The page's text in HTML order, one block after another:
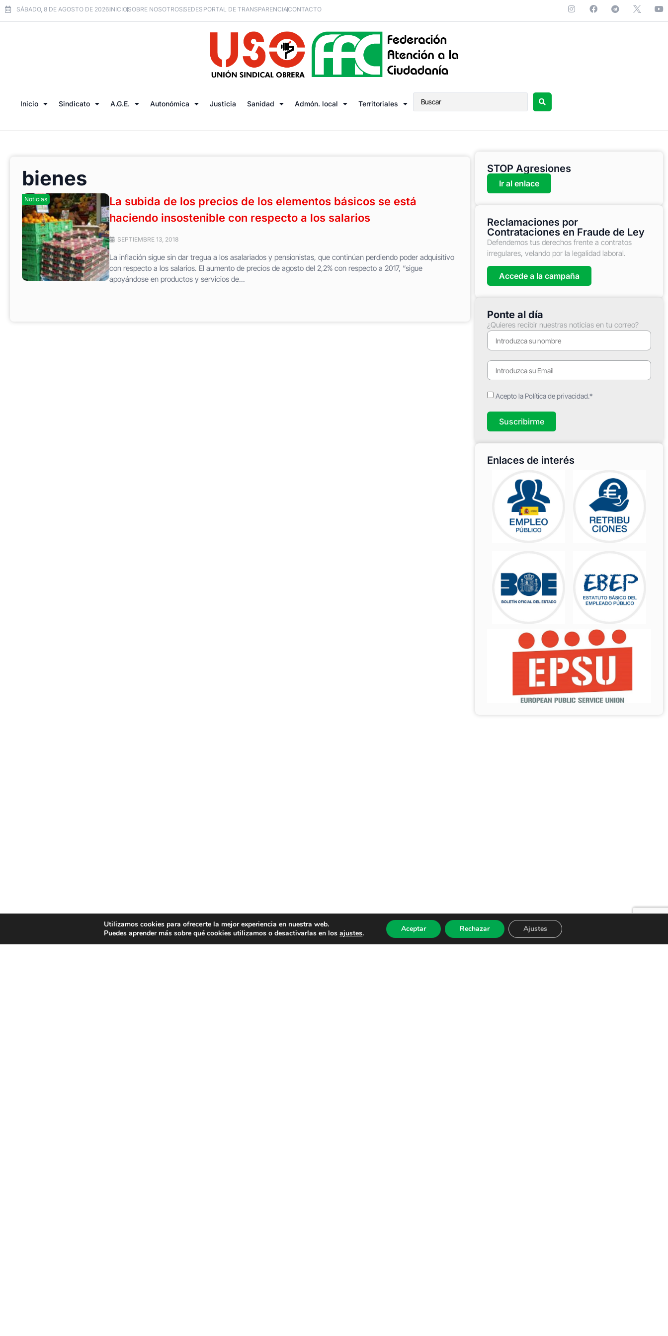
SÁBADO, 8 DE AGOSTO DE 2026INICIOSOBRE NOSOTROSSEDESPORTAL DE TRANSPARENCIACONTACTO
Inicio Sindicato A.G.E. Autonómica Justicia Sanidad Admón. local Territoriales
bienes
Noticias
La subida de los precios de los elementos básicos se está
haciendo insostenible con respecto a los salarios
SEPTIEMBRE 13, 2018
La inflación sigue sin dar tregua a los asalariados y pensionistas, que continúan perdiendo poder adquisitivo
con respecto a los salarios. El aumento de precios de agosto del 2,2% con respecto a 2017, “sigue
apoyándose en productos y servicios de...
STOP Agresiones
Ir al enlace
Reclamaciones por
Contrataciones en Fraude de Ley
Defendemos tus derechos frente a contratos
irregulares, velando por la legalidad laboral.
Accede a la campaña
Ponte al día
¿Quieres recibir nuestras noticias en tu correo?
Acepto la Política de privacidad.*
Suscribirme
Enlaces de interés
Utilizamos cookies para ofrecerte la mejor experiencia en nuestra web.
Puedes aprender más sobre qué cookies utilizamos o desactivarlas en losajustes. Aceptar Rechazar Ajustes